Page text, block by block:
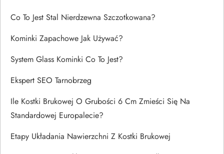
Co To Jest Stal Nierdzewna Szczotkowana?
Kominki Zapachowe Jak Używać?
System Glass Kominki Co To Jest?
Ekspert SEO Tarnobrzeg
Ile Kostki Brukowej O Grubości 6 Cm Zmieści Się Na
Standardowej Europalecie?
Etapy Układania Nawierzchni Z Kostki Brukowej